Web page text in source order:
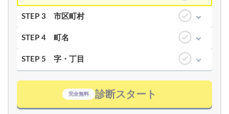
STEP 3 市区町村
STEP 4 町名
STEP 5 字・丁目
完全無料 診断スタート